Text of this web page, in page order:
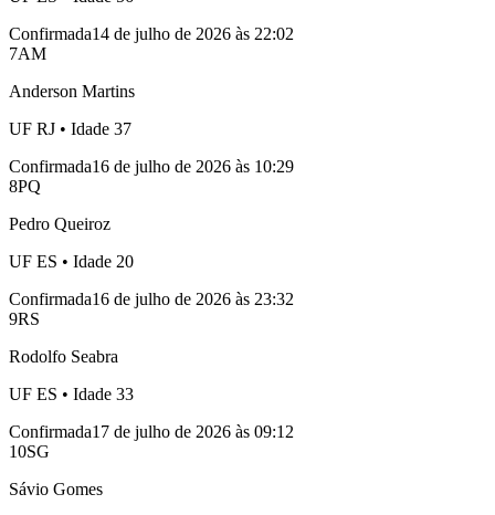
Confirmada14 de julho de 2026 às 22:02
7AM
Anderson Martins
UF RJ • Idade 37
Confirmada16 de julho de 2026 às 10:29
8PQ
Pedro Queiroz
UF ES • Idade 20
Confirmada16 de julho de 2026 às 23:32
9RS
Rodolfo Seabra
UF ES • Idade 33
Confirmada17 de julho de 2026 às 09:12
10SG
Sávio Gomes